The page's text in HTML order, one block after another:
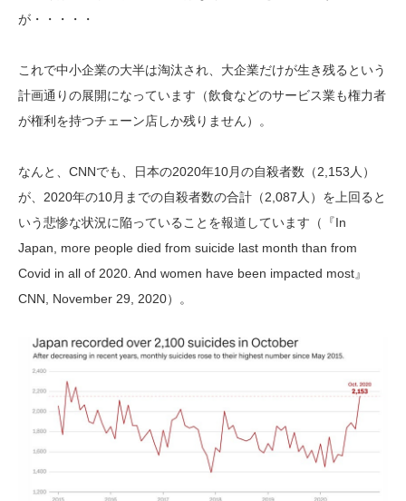
が・・・・・
これで中小企業の大半は淘汰され、大企業だけが生き残るという
計画通りの展開になっています（飲食などのサービス業も権力者
が権利を持つチェーン店しか残りません）。
なんと、CNNでも、日本の2020年10月の自殺者数（2,153人）
が、2020年の10月までの自殺者数の合計（2,087人）を上回ると
いう悲惨な状況に陥っていることを報道しています（『In
Japan, more people died from suicide last month than from
Covid in all of 2020. And women have been impacted most』
CNN, November 29, 2020）。